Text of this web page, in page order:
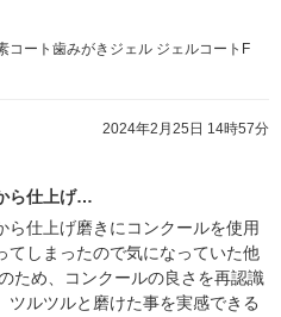
コート歯みがきジェル ジェルコートF
2024年2月25日 14時57分
ら仕上げ…
仕上げ磨きにコンクールを使用
てしまったので気になっていた他
ため、コンクールの良さを再認識
ルツルと磨けた事を実感できる